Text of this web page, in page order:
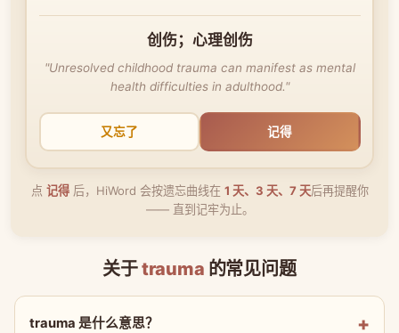
创伤；心理创伤
"Unresolved childhood trauma can manifest as mental
health difficulties in adulthood."
又忘了 记得
点 记得后，HiWord 会按遗忘曲线在 1 天、3 天、7 天后再提醒你
—— 直到记牢为止。
关于trauma 的常见问题
trauma 是什么意思？